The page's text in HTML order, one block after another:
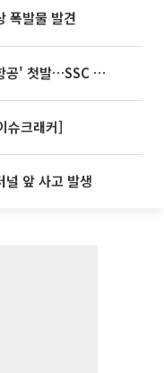
폭발물 발견
티웨이항공, 새 이름 '트리니티항공' 첫발…SSC 전략 본격화
슈크래커]
널 앞 사고 발생